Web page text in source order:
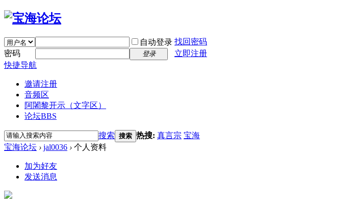
自动登录 找回密码
密码
登录
立即注册
快捷导航
邀请注册
音频区
阿闍黎开示（文字区）
论坛BBS
搜索 搜索 热搜: 真言宗 宝海
宝海论坛 › jal0036 › 个人资料
加为好友
发送消息